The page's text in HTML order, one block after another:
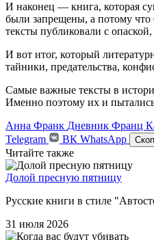
И наконец — книга, которая
были запрещены, а потому что
тексты публиковали с
И вот итог, который
тайники, предательства,
Самые важные тексты в
Именно поэтому их и
Анна Франк Дневник Франц
Telegram
ВК WhatsApp
Читайте также
Долой пресную пятницу
Русские книги в стиле
31 июля 2026